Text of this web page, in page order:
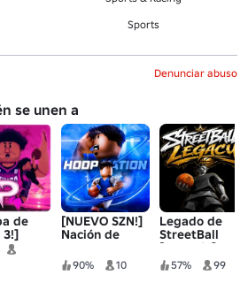
Sports
Denunciar abuso
se unen a
de
3!]
[NUEVO SZN!]
Nación de
90% 10
Legado de
StreetBall
[Pre-alfa]
57% 99